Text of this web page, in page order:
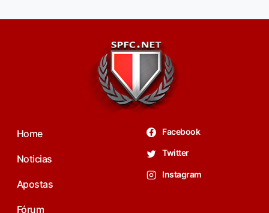
Home
Noticias
Apostas
Fórum
Facebook
Twitter
Instagram